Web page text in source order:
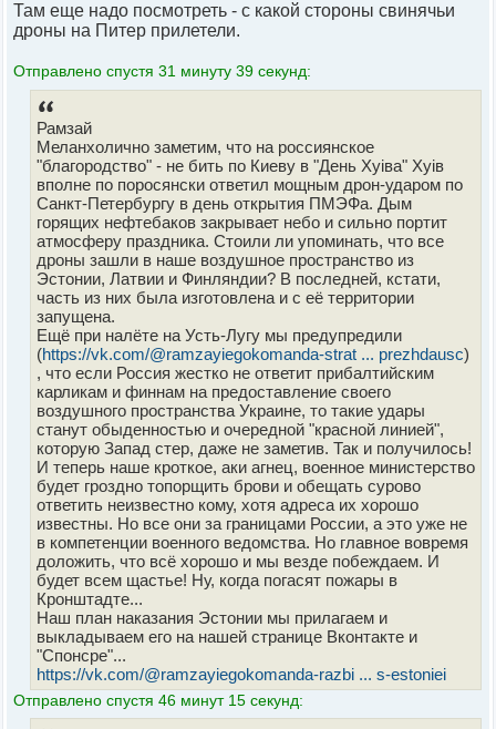
Там еще надо посмотреть - с какой стороны свинячьи
дроны на Питер прилетели.
Отправлено спустя 31 минуту 39 секунд:
Рамзай
Меланхолично заметим, что на россиянское
"благородство" - не бить по Киеву в "День Хуiвa" Хуiв
вполне по поросянски ответил мощным дрон-ударом по
Санкт-Петербургу в день открытия ПМЭФа. Дым
горящих нефтебаков закрывает небо и сильно портит
атмосферу праздника. Стоили ли упоминать, что все
дроны зашли в наше воздушное пространство из
Эстонии, Латвии и Финляндии? В последней, кстати,
часть из них была изготовлена и с её территории
запущена.
Ещё при налёте на Усть-Лугу мы предупредили
(https://vk.com/@ramzayiegokomanda-strat ... prezhdausc)
, что если Россия жестко не ответит прибалтийским
карликам и финнам на предоставление своего
воздушного пространства Украине, то такие удары
станут обыденностью и очередной "красной линией",
которую Запад стер, даже не заметив. Так и получилось!
И теперь наше кроткое, аки агнец, военное министерство
будет гроздно топорщить брови и обещать сурово
ответить неизвестно кому, хотя адреса их хорошо
известны. Но все они за границами России, а это уже не
в компетенции военного ведомства. Но главное вовремя
доложить, что всё хорошо и мы везде побеждаем. И
будет всем щастье! Ну, когда погасят пожары в
Кронштадте...
Наш план наказания Эстонии мы прилагаем и
выкладываем его на нашей странице Вконтакте и
"Спонсре"...
https://vk.com/@ramzayiegokomanda-razbi ... s-estoniei
Отправлено спустя 46 минут 15 секунд: